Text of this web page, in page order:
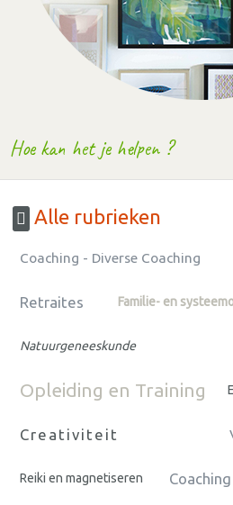
Hoe kan het je helpen ?
Alle rubrieken
Coaching - Diverse Coaching
Retraites Familie- en
Natuurgeneeskunde
Opleiding en Training
Creativiteit
Reiki en magnetiseren